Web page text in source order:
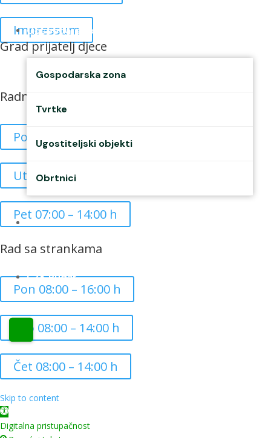
Gospodarstvo
Gospodarska zona
Tvrtke
Ugostiteljski objekti
Obrtnici
Kontakti
CZK Rudar
Impressum
Grad prijatelj djece
Radno vrijeme
Pon 07:00 – 16:00 h
Uto,Srij,Četv 07:00 – 15:00 h
Pet 07:00 – 14:00 h
Rad sa strankama
Pon 08:00 – 16:00 h
Uto 08:00 – 14:00 h
Čet 08:00 – 14:00 h
Skip to content
Open toolbar
Digitalna pristupačnost